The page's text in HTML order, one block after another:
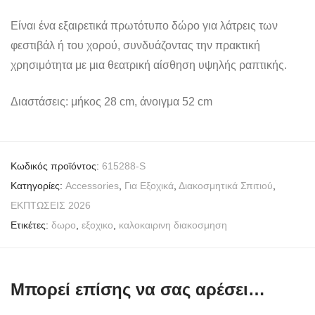
Είναι ένα εξαιρετικά πρωτότυπο δώρο για λάτρεις των
φεστιβάλ ή του χορού, συνδυάζοντας την πρακτική
χρησιμότητα με μια θεατρική αίσθηση υψηλής ραπτικής.
Διαστάσεις: μήκος 28 cm, άνοιγμα 52 cm
Κωδικός προϊόντος: 615288-S
Κατηγορίες: Accessories Για Εξοχικά Διακοσμητικά Σπιτιού
ΕΚΠΤΩΣΕΙΣ 2026
Ετικέτες: δωρο εξοχικο καλοκαιρινη διακοσμηση
Μπορεί επίσης να σας αρέσει…